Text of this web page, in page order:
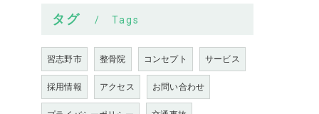
タグ Tags
習志野市 整骨院 コンセプト サービス
採用情報 アクセス お問い合わせ